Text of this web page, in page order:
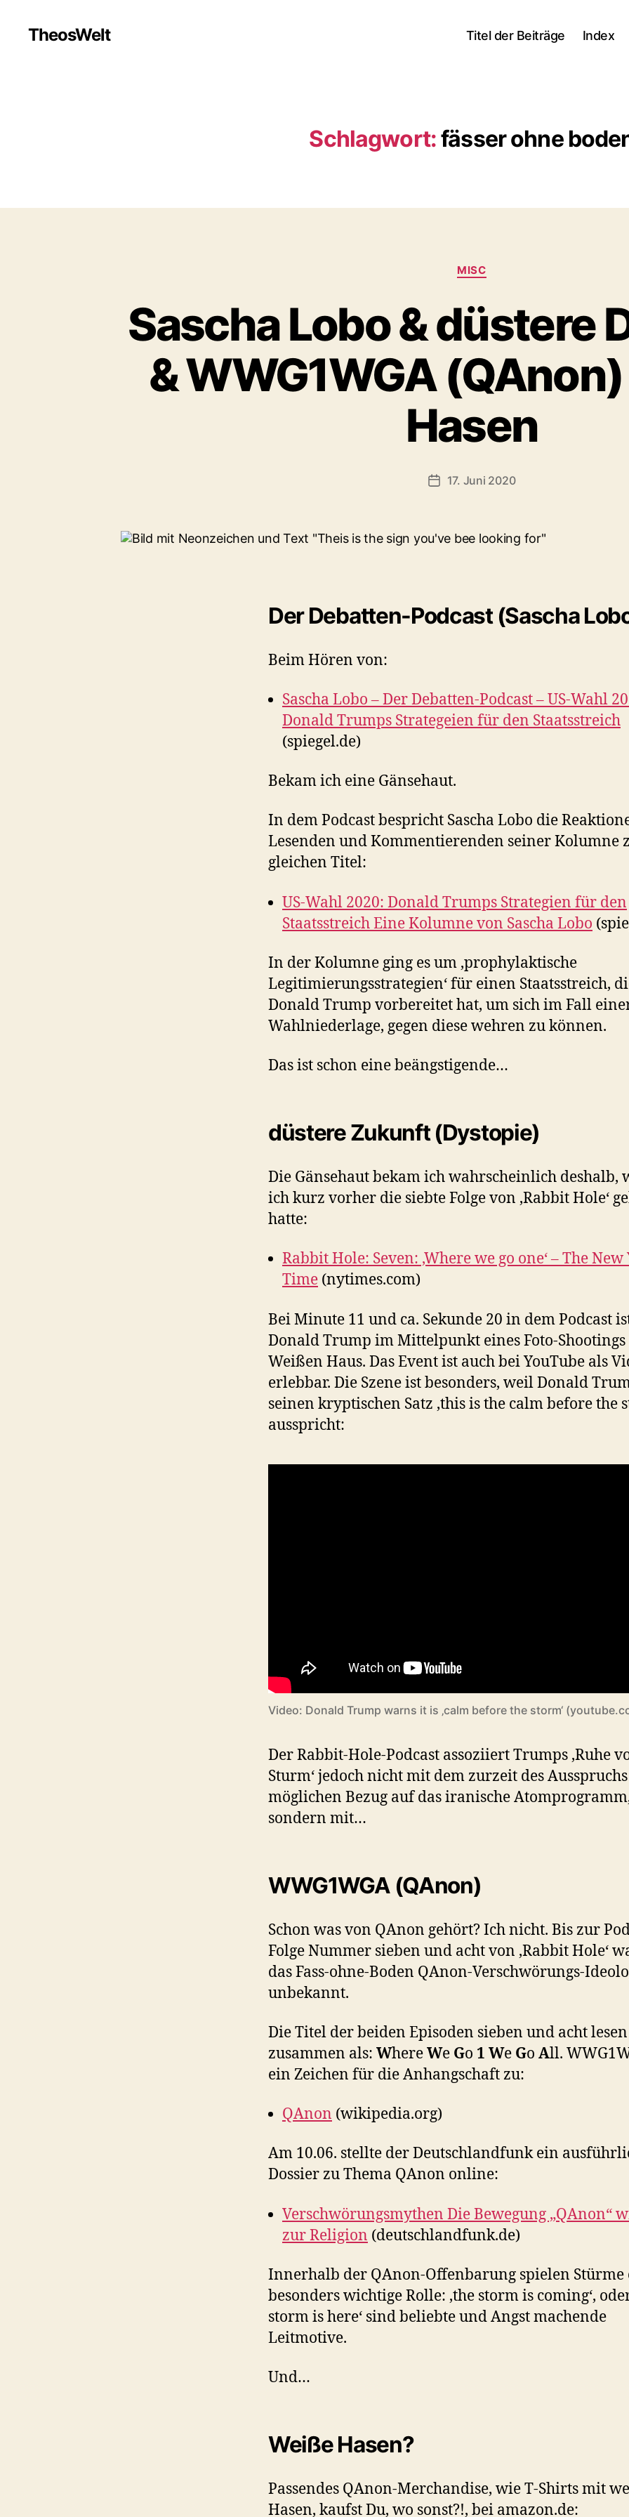
TheosWelt Titel der Beiträge Index
Schlagwort:fässer ohne
Kategorien
MISC
Sascha Lobo & düstere
& WWG1WGA
Hasen
Veröffentlichungsdatum
17. Juni 2020
Der Debatten-Podcast (Sascha
Beim Hören von:
Sascha Lobo – Der Debatten-Podcast – US-Wahl
Donald Trumps Strategeien für den Staatsstreich
(spiegel.de)
Bekam ich eine Gänsehaut.
In dem Podcast bespricht Sascha Lobo die
Lesenden und Kommentierenden seiner Kolumne
gleichen Titel:
US-Wahl 2020: Donald Trumps Strategien für den
Staatsstreich Eine Kolumne von Sascha Lobo
In der Kolumne ging es um ‚prophylaktische
Legitimierungsstrategien‘ für einen Staatsstreich,
Donald Trump vorbereitet hat, um sich im Fall
Wahlniederlage, gegen diese wehren zu können.
Das ist schon eine beängstigende…
düstere Zukunft (Dystopie)
Die Gänsehaut bekam ich wahrscheinlich deshalb,
ich kurz vorher die siebte Folge von ‚Rabbit Hole‘
hatte:
Rabbit Hole: Seven: ‚Where we go one‘ – The
Time (nytimes.com)
Bei Minute 11 und ca. Sekunde 20 in dem Podcast
Donald Trump im Mittelpunkt eines Foto-
Weißen Haus. Das Event ist auch bei YouTube als
erlebbar. Die Szene ist besonders, weil Donald
seinen kryptischen Satz ‚this is the calm before the
ausspricht:
Video: Donald Trump warns it is ‚calm before the storm‘
Der Rabbit-Hole-Podcast assoziiert Trumps ‚Ruhe
Sturm‘ jedoch nicht mit dem zurzeit des Ausspruchs
möglichen Bezug auf das iranische
sondern mit…
WWG1WGA (QAnon)
Schon was von QAnon gehört? Ich nicht. Bis zur
Folge Nummer sieben und acht von ‚Rabbit Hole‘
das Fass-ohne-Boden QAnon-Verschwörungs-
unbekannt.
Die Titel der beiden Episoden sieben und acht
zusammen als: WhereWe Go 1 We Go All.
ein Zeichen für die Anhangschaft zu:
QAnon (wikipedia.org)
Am 10.06. stellte der Deutschlandfunk ein
Dossier zu Thema QAnon online:
Verschwörungsmythen Die Bewegung „QAnon“
zur Religion (deutschlandfunk.de)
Innerhalb der QAnon-Offenbarung spielen Stürme
besonders wichtige Rolle: ‚the storm is coming‘,
storm is here‘ sind beliebte und Angst machende
Leitmotive.
Und…
Weiße Hasen?
Passendes QAnon-Merchandise, wie T-Shirts mit
Hasen, kaufst Du, wo sonst?!, bei amazon.de: